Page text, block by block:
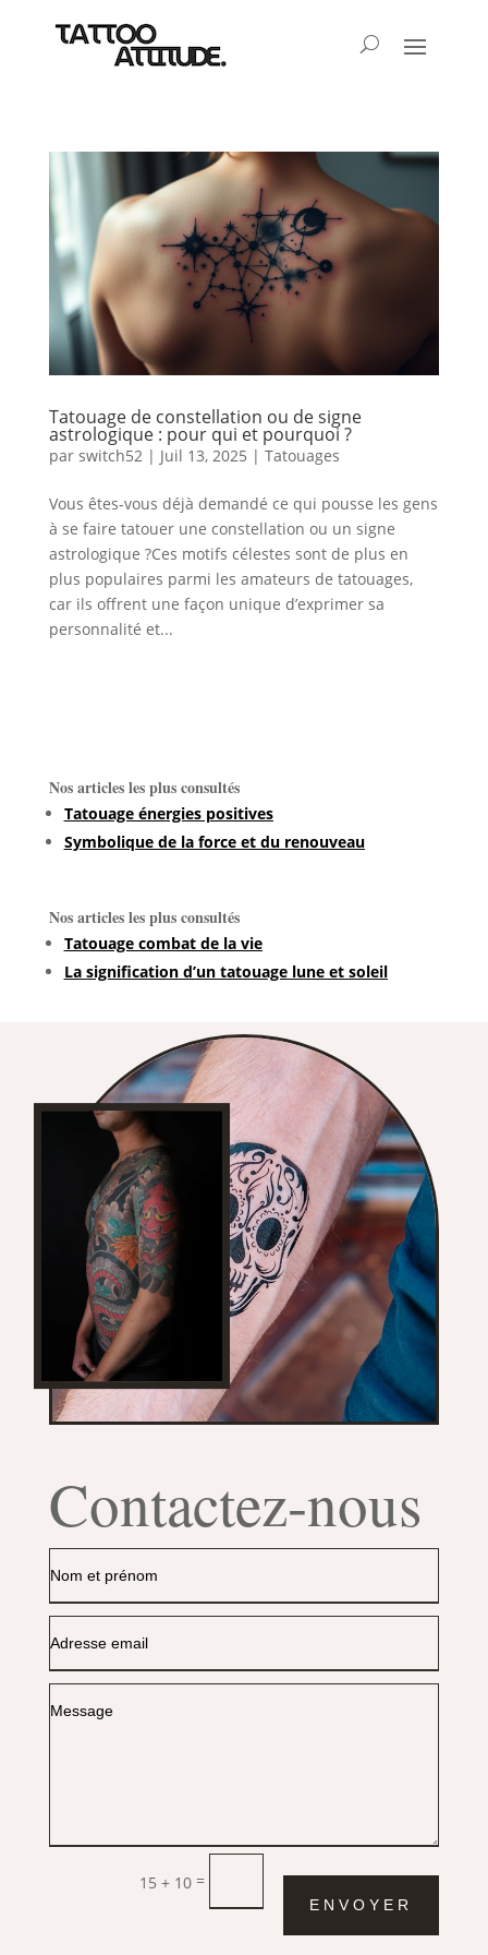
Tatouage de constellation ou de signe
astrologique : pour qui et pourquoi ?
par switch52 | Juil 13, 2025 | Tatouages
Vous êtes-vous déjà demandé ce qui pousse les gens
à se faire tatouer une constellation ou un signe
astrologique ?Ces motifs célestes sont de plus en
plus populaires parmi les amateurs de tatouages,
car ils offrent une façon unique d’exprimer sa
personnalité et...
Nos articles les plus consultés
Tatouage énergies positives
Symbolique de la force et du renouveau
Nos articles les plus consultés
Tatouage combat de la vie
La signification d’un tatouage lune et soleil
Contactez-nous
15 + 10 =
ENVOYER